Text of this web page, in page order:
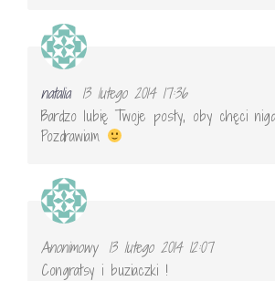
natalia
13 lutego 2014 17:36
Bardzo lubię Twoje posty, oby chęci
Pozdrawiam
Anonimowy
13 lutego 2014 12:07
Congratsy i buziaczki !